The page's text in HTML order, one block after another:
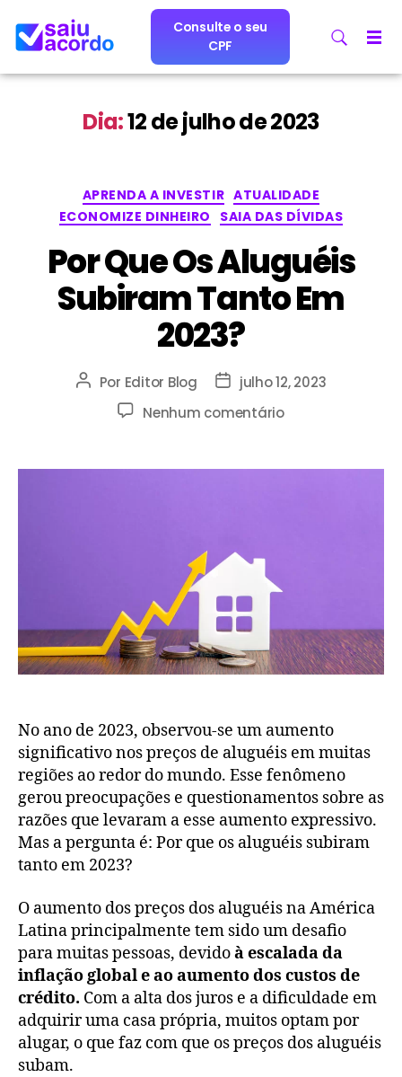
Consulte o seu
CPF
Dia:12 de julho de 2023
APRENDA A INVESTIR ATUALIDADE
ECONOMIZE DINHEIRO
SAIA DAS DÍVIDAS
Por Que Os Aluguéis
Subiram Tanto Em
2023?
Por Editor Blog
julho 12, 2023
Nenhum comentário
No ano de 2023, observou-se um aumento
significativo nos preços de aluguéis em muitas
regiões ao redor do mundo. Esse fenômeno
gerou preocupações e questionamentos sobre as
razões que levaram a esse aumento expressivo.
Mas a pergunta é: Por que os aluguéis subiram
tanto em 2023?
O aumento dos preços dos aluguéis na América
Latina principalmente tem sido um desafio
para muitas pessoas, devidoà escalada da
inflação global e ao aumento dos custos de
crédito. Com a alta dos juros e a dificuldade em
adquirir uma casa própria, muitos optam por
alugar, o que faz com que os preços dos aluguéis
subam.